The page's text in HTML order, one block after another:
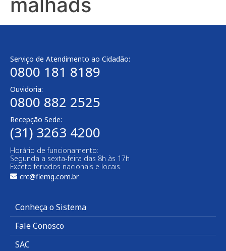
Serviço de Atendimento ao Cidadão:
0800 181 8189
Ouvidoria:
0800 882 2525​
Recepção Sede:
(31) 3263 4200
Horário de funcionamento:
Segunda a sexta-feira das 8h às 17h
Exceto feriados nacionais e locais.
crc@fiemg.com.br
Conheça o Sistema
Fale Conosco
SAC